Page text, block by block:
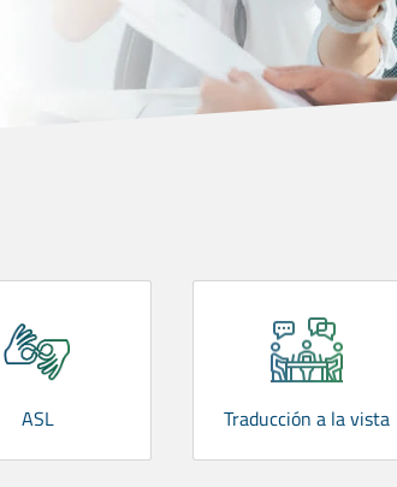
ASL Traducción a la vista